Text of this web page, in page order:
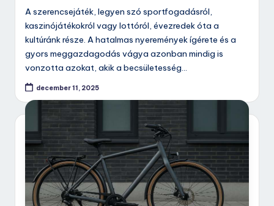
A szerencsejáték, legyen szó sportfogadásról,
kaszinójátékokról vagy lottóról, évezredek óta a
kultúránk része. A hatalmas nyeremények ígérete és a
gyors meggazdagodás vágya azonban mindig is
vonzotta azokat, akik a becsületesség…
december 11, 2025